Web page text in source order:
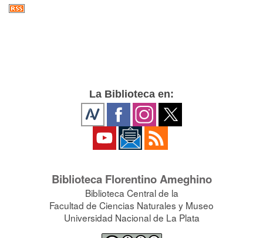
La Biblioteca en:
Biblioteca Florentino Ameghino
Biblioteca Central de la
Facultad de Ciencias Naturales y Museo
Universidad Nacional de La Plata